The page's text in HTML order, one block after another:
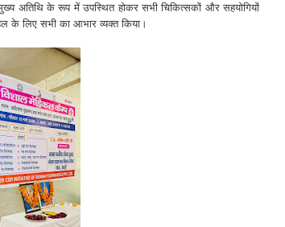
अतिथि के रूप में उपस्थित होकर सभी चिकित्सकों और सहयोगियों
के लिए सभी का आभार व्यक्त किया।